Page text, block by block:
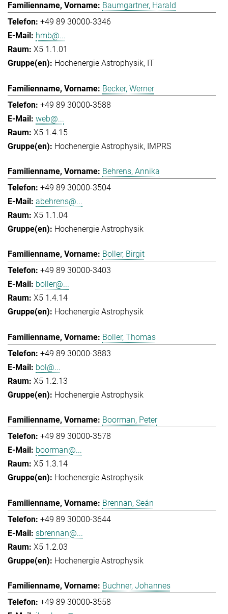
Baumgartner, Harald
+49 89 30000-3346
hmb@...
X5 1.1.01
Hochenergie Astrophysik IT
Becker, Werner
+49 89 30000-3588
web@...
X5 1.4.15
Hochenergie Astrophysik IMPRS
Behrens, Annika
+49 89 30000-3504
abehrens@...
X5 1.1.04
Hochenergie Astrophysik
Boller, Birgit
+49 89 30000-3403
boller@...
X5 1.4.14
Hochenergie Astrophysik
Boller, Thomas
+49 89 30000-3883
bol@...
X5 1.2.13
Hochenergie Astrophysik
Boorman, Peter
+49 89 30000-3578
boorman@...
X5 1.3.14
Hochenergie Astrophysik
Brennan, Seán
+49 89 30000-3644
sbrennan@...
X5 1.2.03
Hochenergie Astrophysik
Buchner, Johannes
+49 89 30000-3558